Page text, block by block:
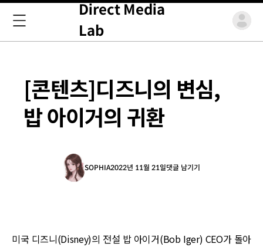
Direct Media
Lab
[콘텐츠]디즈니의 변심,
밥 아이거의 귀환
SOPHIA2022년 11월 21일댓글 남기기
미국 디즈니(Disney)의 전설 밥 아이거(Bob Iger) CEO가 돌아